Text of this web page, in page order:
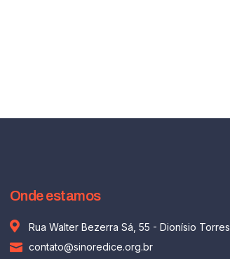
Onde estamos
Rua Walter Bezerra Sá, 55 - Dionísio Torres
contato@sinoredice.org.br